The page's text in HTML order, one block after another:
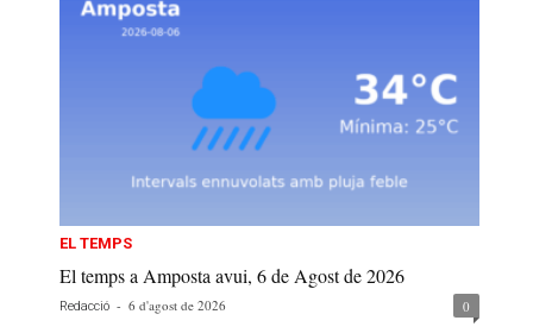
EL TEMPS
El temps a Amposta avui, 6 de Agost de 2026
Redacció - 6 d'agost de 2026 0